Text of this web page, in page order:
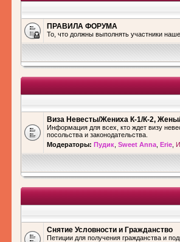
ПРАВИЛА ФОРУМА
То, что должны выполнять участники
Виза Невесты/Жениха К-1/К-2,
Информация для всех, кто ждет визу
посольства и законодательства.
Модераторы: Пудик Sweet Anna Erie
Снятие Условности и Гражданство
Петиции для получения гражданства и